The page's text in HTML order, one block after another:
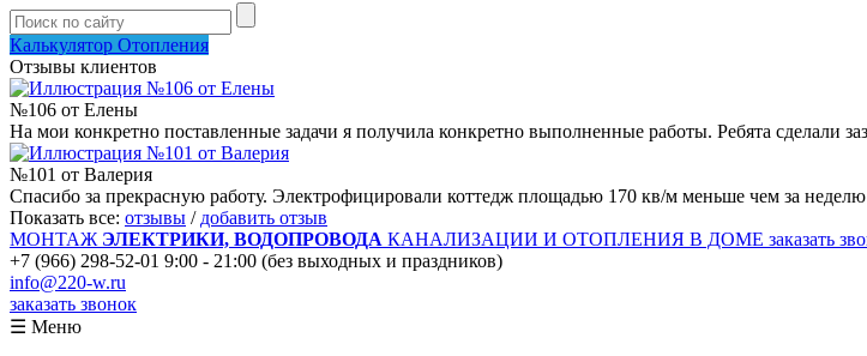
Калькулятор Отопления
Отзывы клиентов
№106 от Елены
На мои конкретно поставленные задачи я получила конкретно выполненные работы. Ребята сделали
№101 от Валерия
Спасибо за прекрасную работу. Электрофицировали коттедж площадью 170 кв/м меньше чем за
Показать все: отзывы / добавить отзыв
МОНТАЖ ЭЛЕКТРИКИ, ВОДОПРОВОДА КАНАЛИЗАЦИИ И ОТОПЛЕНИЯ В ДОМЕ заказать
+7 (966) 298-52-01 9:00 - 21:00 (без выходных и праздников)
info@220-w.ru
заказать звонок
☰ Меню